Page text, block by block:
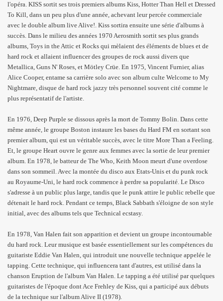
l'opéra. KISS sortit ses trois premiers albums Kiss, Hotter Than Hell et Dressed
To Kill, dans un peu plus d'une année, achevant leur percée commerciale
avec le double album live Alive!. Kiss sortira ensuite une série d'albums à
succès. Dans le milieu des années 1970 Aerosmith sortit ses plus grands
albums, Toys in the Attic et Rocks qui mèlaient des éléments de blues et de
hard rock et allaient influencer des groupes de rock aussi divers que
Metallica, Guns N' Roses, et Mötley Crüe. En 1975, Vincent Furnier, alias
Alice Cooper, entame sa carrière solo avec son album culte Welcome to My
Nightmare, disque de hard rock jazzy très personnel souvent cité comme le
plus représentatif de l'artiste.
En 1976, Deep Purple se dissous après la mort de Tommy Bolin. Dans cette
même année, le groupe Boston instaure les bases du Hard FM en sortant son
premier album, qui est un véritable succès, avec le titre More Than a Feeling.
Et, le groupe Heart ouvre le genre aux femmes avec la sortie de leur premier
album. En 1978, le batteur de The Who, Keith Moon meurt d'une overdose
dans son sommeil. Avec la montée du disco aux Etats-Unis et du punk rock
au Royaume-Uni, le hard rock commence à perdre sa popularité. Le Disco
s'adresse à un public plus large, tandis que le punk attire le public rebelle que
détenait le hard rock. Pendant ce temps, Black Sabbath s'éloigne de son style
initial, avec des albums tels que Technical ecstasy.
En 1978, Van Halen fait son apparition et devient un groupe incontournable
du hard rock. Leur musique est basée essentiellement sur les compétences du
guitariste Eddie Van Halen, qui introduit une nouvelle technique appelée le
tapping. Cette technique, qui influencera tant d'autres, est utilisé dans la
chanson Eruption de l'album Van Halen. Le tapping a été utilisé par quelques
guitaristes de l'époque dont Ace Frehley de Kiss, qui a participé aux débuts
de la technique sur l'album Alive II (1978).